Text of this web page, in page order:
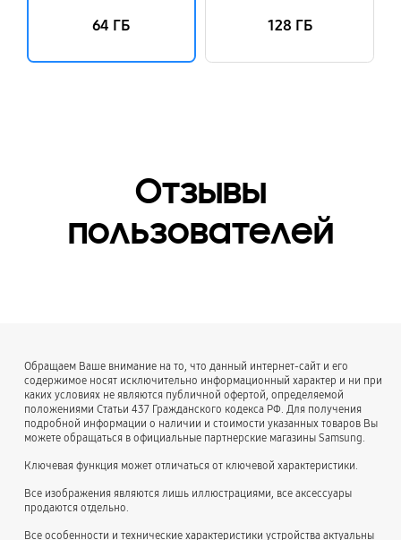
64 ГБ 128 ГБ
Отзывы
пользователей
Обращаем Ваше внимание на то, что данный интернет-сайт и его
содержимое носят исключительно информационный характер и ни при
каких условиях не являются публичной офертой, определяемой
положениями Статьи 437 Гражданского кодекса РФ. Для получения
подробной информации о наличии и стоимости указанных товаров Вы
можете обращаться в официальные партнерские магазины Samsung.
Ключевая функция может отличаться от ключевой характеристики.
Все изображения являются лишь иллюстрациями, все аксессуары
продаются отдельно.
Все особенности и технические характеристики устройства актуальны